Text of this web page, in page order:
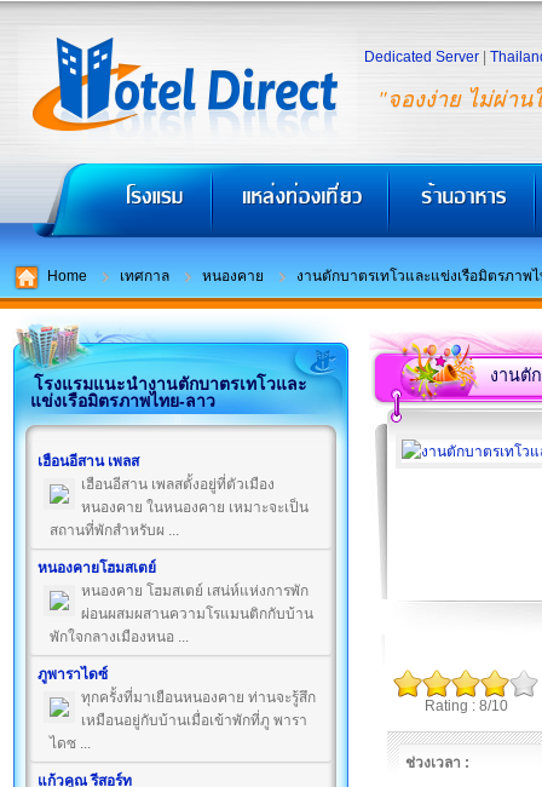
"จองง่าย ไม่ผ่าน
Dedicated Server
Home เทศกาล หนองคาย งานตักบาตรเทโวและแข่งเรือมิตรภาพ
โรงแรมแนะนำงานตักบาตรเทโวและ
แข่งเรือมิตรภาพไทย-ลาว
เฮือนอีสาน เพลส
เฮือนอีสาน เพลสตั้งอยู่ที่ตัวเมือง
หนองคาย ในหนองคาย เหมาะจะเป็น
สถานที่พักสำหรับผ ...
หนองคายโฮมสเตย์
หนองคาย โฮมสเตย์ เสน่ห์แห่งการพัก
ผ่อนผสมผสานความโรแมนติกกับบ้าน
พักใจกลางเมืองหนอ ...
ภูพาราไดซ์
ทุกครั้งที่มาเยือนหนองคาย ท่านจะรู้สึก
เหมือนอยู่กับบ้านเมื่อเข้าพักที่ภู พารา
ไดซ ...
แก้วคูณ รีสอร์ท
งานตั
Rating : 8/10
ช่วงเวลา :